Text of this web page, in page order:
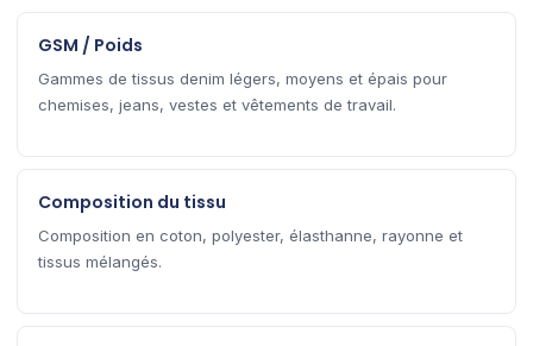
GSM / Poids
Gammes de tissus denim légers, moyens et épais pour
chemises, jeans, vestes et vêtements de travail.
Composition du tissu
Composition en coton, polyester, élasthanne, rayonne et
tissus mélangés.